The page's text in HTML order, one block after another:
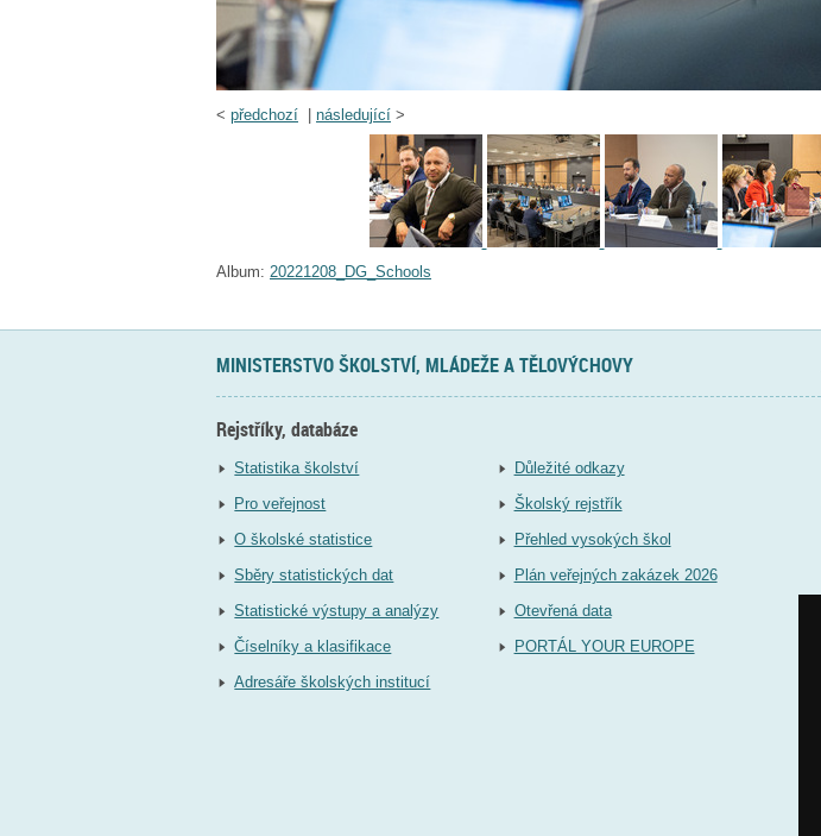
< předchozí následující >
Album: 20221208_DG_Schools
MINISTERSTVO ŠKOLSTVÍ, MLÁDEŽE A TĚLOVÝCHOVY
Rejstříky, databáze
Statistika školství
Pro veřejnost
O školské statistice
Sběry statistických dat
Statistické výstupy a analýzy
Číselníky a klasifikace
Adresáře školských institucí
Důležité odkazy
Školský rejstřík
Přehled vysokých škol
Plán veřejných zakázek 2026
Otevřená data
PORTÁL YOUR EUROPE